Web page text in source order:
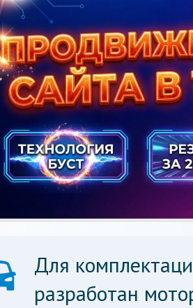
Для
разработан